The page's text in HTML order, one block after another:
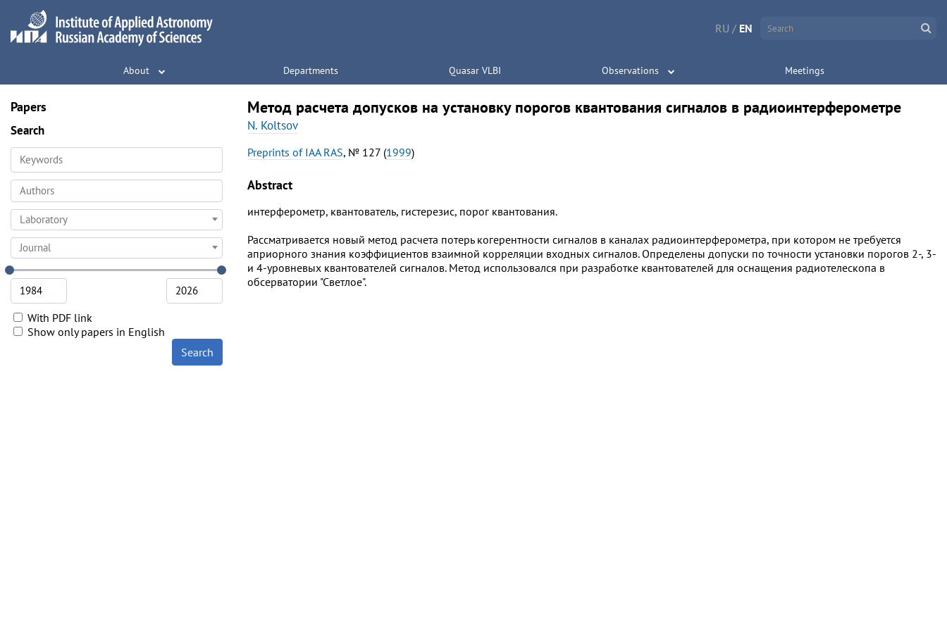
RU / EN
About Departments Quasar VLBI Observations Meetings
Papers
Search
Laboratory
Journal
With PDF link
Show only papers in English
Search
Метод расчета допусков на установку порогов квантования сигналов в радиоинтерферометре
N. Koltsov
Preprints of IAA RAS, № 127 (1999)
Abstract
интерферометр, квантователь, гистерезис, порог квантования.
Рассматривается новый метод расчета потерь когерентности сигналов в каналах радиоинтерферометра, при котором не требуется
априорного знания коэффициентов взаимной корреляции входных сигналов. Определены допуски по точности установки порогов 2-, 3-
и 4-уровневых квантователей сигналов. Метод использовался при разработке квантователей для оснащения радиотелескопа в
обсерватории "Светлое".